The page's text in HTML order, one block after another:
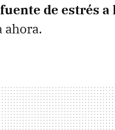
de estrés a
ahora.